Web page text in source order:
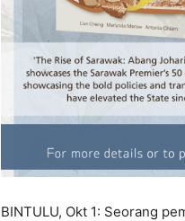
BINTULU, Okt 1: Seorang